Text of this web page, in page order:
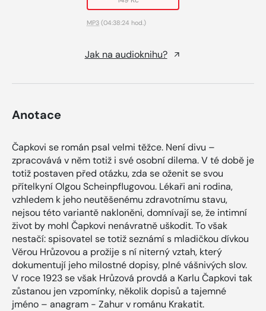
MP3 (04:38:24 hod.)
Jak na audioknihu?
Anotace
Čapkovi se román psal velmi těžce. Není divu –
zpracovává v něm totiž i své osobní dilema. V té době je
totiž postaven před otázku, zda se oženit se svou
přítelkyní Olgou Scheinpflugovou. Lékaři ani rodina,
vzhledem k jeho neutěšenému zdravotnímu stavu,
nejsou této variantě nakloněni, domnívají se, že intimní
život by mohl Čapkovi nenávratně uškodit. To však
nestačí: spisovatel se totiž seznámí s mladičkou dívkou
Věrou Hrůzovou a prožije s ní niterný vztah, který
dokumentují jeho milostné dopisy, plné vášnivých slov.
V roce 1923 se však Hrůzová provdá a Karlu Čapkovi tak
zůstanou jen vzpomínky, několik dopisů a tajemné
jméno – anagram - Zahur v románu Krakatit.